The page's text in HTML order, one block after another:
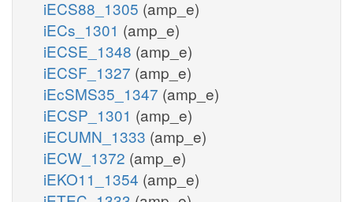
iECS88_1305 (amp_e)
iECs_1301 (amp_e)
iECSE_1348 (amp_e)
iECSF_1327 (amp_e)
iEcSMS35_1347 (amp_e)
iECSP_1301 (amp_e)
iECUMN_1333 (amp_e)
iECW_1372 (amp_e)
iEKO11_1354 (amp_e)